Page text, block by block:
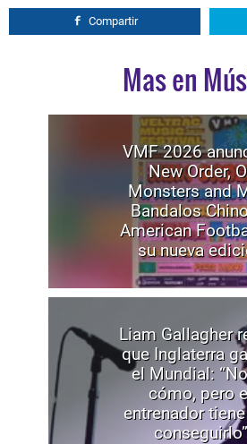
Compartir
Mas en
VMF 2026
New Order,
Monsters and
Bandalos
American
su nueva
Liam Gallagher
que Inglaterra
el Mundial:
cómo, pero
entrenador
conseguirlo”